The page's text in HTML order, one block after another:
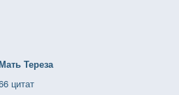
Тереза
цитат